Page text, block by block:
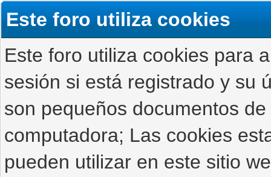
Este foro utiliza cookies
Este foro utiliza cookies para
sesión si está registrado y su
son pequeños documentos
computadora; Las cookies
pueden utilizar en este sitio